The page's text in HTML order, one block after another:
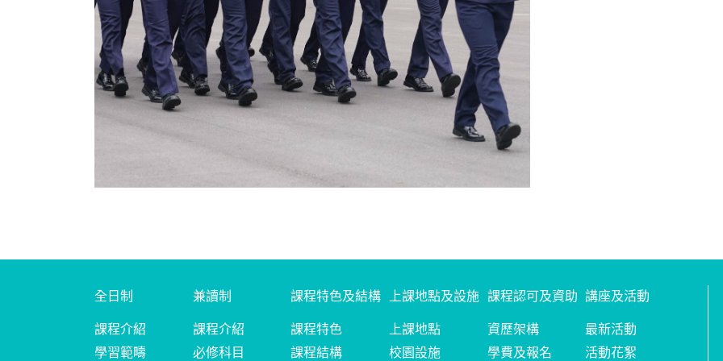
全日制
課程介紹
學習範疇
兼讀制
課程介紹
必修科目
課程特色及結構
課程特色
課程結構
上課地點及設施
上課地點
校園設施
課程認可及資助
資歷架構
學費及報名
講座及活動
最新活動
活動花絮